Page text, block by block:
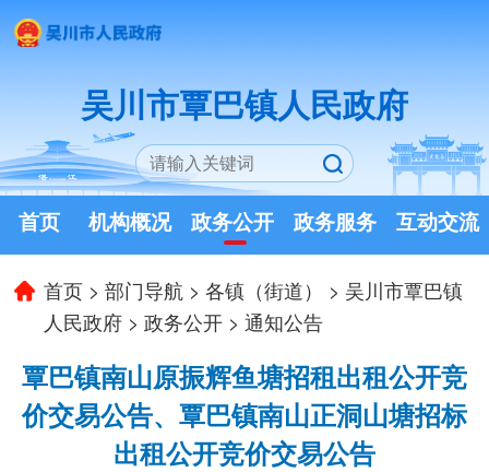
吴川市覃巴镇人民政府
首页 机构概况 政务公开 政务服务 互动交流
首页 >部门导航 >各镇（街道） > 吴川市覃巴镇
人民政府 >政务公开 >通知公告
覃巴镇南山原振辉鱼塘招租出租公开竞
价交易公告、覃巴镇南山正洞山塘招标
出租公开竞价交易公告